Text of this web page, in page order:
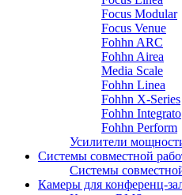
Focus Modular
Focus Venue
Fohhn ARC
Fohhn Airea
Media Scale
Fohhn Linea
Fohhn X-Series
Fohhn Integrato
Fohhn Perform
Усилители
Системы совместной
Системы
Камеры для конференц-